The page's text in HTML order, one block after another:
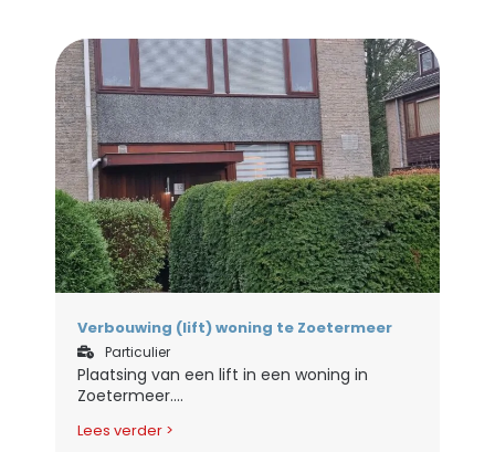
Verbouwing (lift) woning te Zoetermeer
Particulier
Plaatsing van een lift in een woning in
Zoetermeer....
Lees verder >